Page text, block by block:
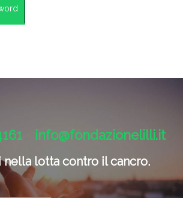
info@fondazionelilli.it
nella lotta contro il cancro.